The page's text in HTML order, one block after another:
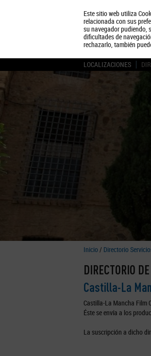
Este sitio web utiliza
relacionada con sus
su navegador pudiendo,
dificultades de
rechazarlo, también
LOCALIZACIONES
Inicio / Directorio
DIRECTORIO
Castilla-La
Castilla-La Mancha Film
Éste se envía a los
La suscripción a dicho